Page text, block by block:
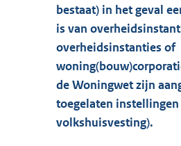
bestaat) in het geval
is van
overheidsinstanties of
de Woningwet zijn
toegelaten
volkshuisvesting).